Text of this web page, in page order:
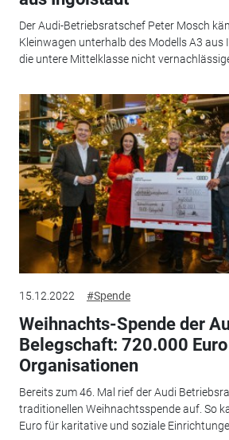
Der Audi-Betriebsratschef Peter Mosch
Kleinwagen unterhalb des Modells A3
die untere Mittelklasse nicht
15.12.2022 #Spende
Weihnachts-Spende der
Belegschaft: 720.000
Organisationen
Bereits zum 46. Mal rief der Audi
traditionellen Weihnachtsspende auf. So
Euro für karitative und soziale